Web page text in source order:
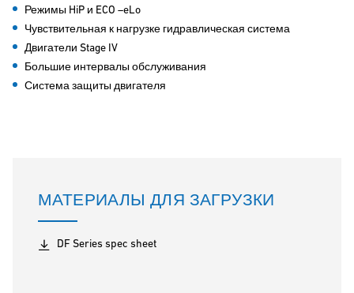
Режимы HiP и ECO –eLo
Чувствительная к нагрузке гидравлическая система
Двигатели Stage IV
Большие интервалы обслуживания
Система защиты двигателя
МАТЕРИАЛЫ ДЛЯ ЗАГРУЗКИ
DF Series spec sheet